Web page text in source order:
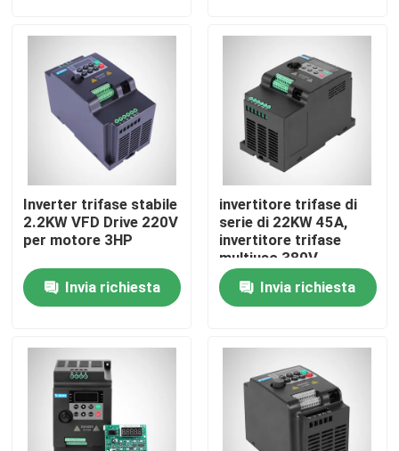
Prodotti
Invertitore variabile di frequenza
invertitore di monofase
azionamento variabile di frequenza del vfd
Dispositivo d'avviamento molle del motore
Inverter trifase stabile
2.2KW VFD Drive 220V
per motore 3HP
Invia richiesta
invertitore trifase di
serie di 22KW 45A,
invertitore trifase
multiuso 380V
Invia richiesta